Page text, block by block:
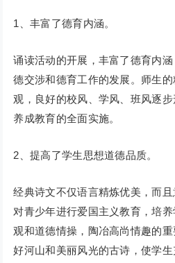
1、丰富了德育内涵。
诵读活动的开展，丰富了德育内
德交涉和德育工作的发展。师生
观，良好的校风、学风、班风逐
养成教育的全面实施。
2、提高了学生思想道德品质。
经典诗文不仅语言精炼优美，而
对青少年进行爱国主义教育，培
观和道德情操，陶冶高尚情趣的
好河山和美丽风光的古诗，使学